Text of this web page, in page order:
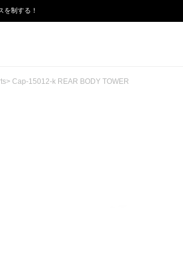
を制する！
> Cap-15012-k REAR BODY TOWER